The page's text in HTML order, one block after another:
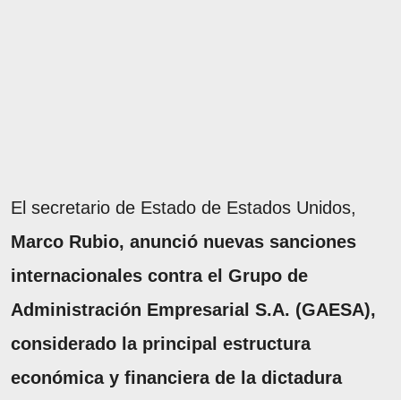
El secretario de Estado de Estados Unidos,
Marco Rubio, anunció nuevas sanciones
internacionales contra el Grupo de
Administración Empresarial S.A. (GAESA),
considerado la principal estructura
económica y financiera de la dictadura